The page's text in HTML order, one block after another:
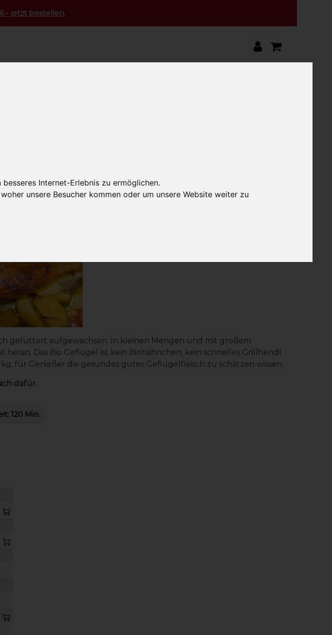
Internet-Erlebnis zu ermöglichen.
unsere Besucher kommen oder um unsere Website weiter zu
- jetzt bestellen.
gefüttert aufgewachsen. In kleinen Mengen und mit großem
Das Bio Geflügel ist kein Biohähnchen, kein schnelles Grillhendl
für Genießer die gesundes gutes Geflügelfleisch zu schätzen wissen.
dafür.
120 Min.